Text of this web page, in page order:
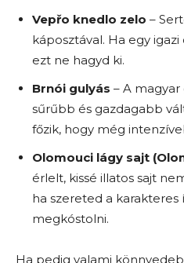
Vepřo knedlo zelo –
káposztával. Ha egy
ezt ne hagyd ki.
Brnói gulyás – A magyar
sűrűbb és gazdagabb
főzik, hogy még
Olomouci lágy sajt
érlelt, kissé illatos sajt
ha szereted a karakteres
megkóstolni.
Ha pedig valami